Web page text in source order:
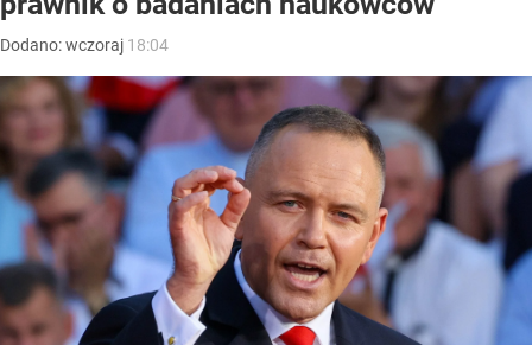
Dodano:wczoraj 18:04